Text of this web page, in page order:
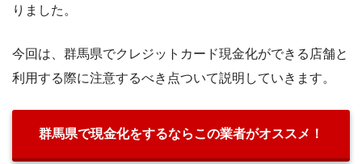
りました。
今回は、群馬県でクレジットカード現金化ができる店舗と
利用する際に注意するべき点ついて説明していきます。
群馬県で現金化をするならこの業者がオススメ！